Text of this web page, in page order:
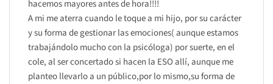
hacemos mayores antes de hora!!!!
A mi me aterra cuando le toque a mi hijo, por su carácter
y su forma de gestionar las emociones( aunque estamos
trabajándolo mucho con la psicóloga) por suerte, en el
cole, al ser concertado si hacen la ESO allí, aunque me
planteo llevarlo a un público,por lo mismo,su forma de